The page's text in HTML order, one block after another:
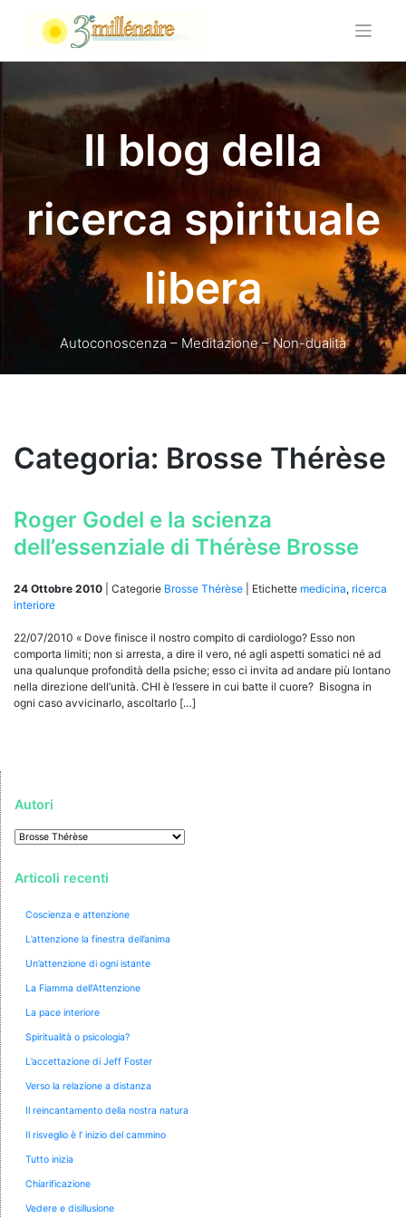
Il blog della
ricerca spirituale
libera
Autoconoscenza – Meditazione – Non-dualità
Categoria: Brosse Thérèse
Roger Godel e la scienza
dell’essenziale di Thérèse Brosse
24 Ottobre 2010 Categorie Brosse Thérèse Etichette medicina, ricerca
interiore
22/07/2010 « Dove finisce il nostro compito di cardiologo? Esso non
comporta limiti; non si arresta, a dire il vero, né agli aspetti somatici né ad
una qualunque profondità della psiche; esso ci invita ad andare più lontano
nella direzione dell’unità. CHI è l’essere in cui batte il cuore? Bisogna in
ogni caso avvicinarlo, ascoltarlo […]
Autori
Autori
Articoli recenti
Coscienza e attenzione
L’attenzione la finestra dell’anima
Un’attenzione di ogni istante
La Fiamma dell’Attenzione
La pace interiore
Spiritualità o psicologia?
L’accettazione di Jeff Foster
Verso la relazione a distanza
Il reincantamento della nostra natura
Il risveglio è l’ inizio del cammino
Tutto inizia
Chiarificazione
Vedere e disillusione